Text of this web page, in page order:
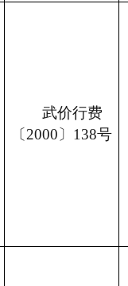
武价行费
〔2000〕138号